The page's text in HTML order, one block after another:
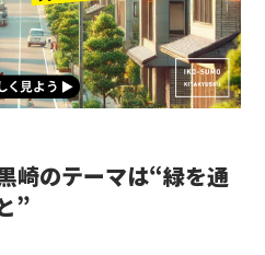
崎のテーマは“緑を通
”